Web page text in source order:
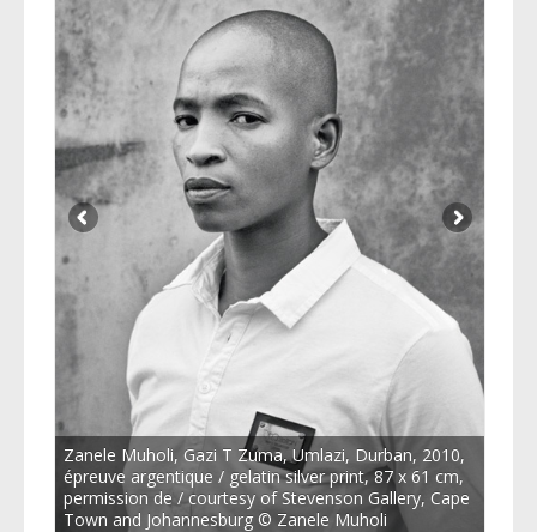
Zanele Muholi, Gazi T Zuma, Umlazi, Durban, 2010,
épreuve argentique / gelatin silver print, 87 x 61 cm,
permission de / courtesy of Stevenson Gallery, Cape
Town and Johannesburg © Zanele Muholi